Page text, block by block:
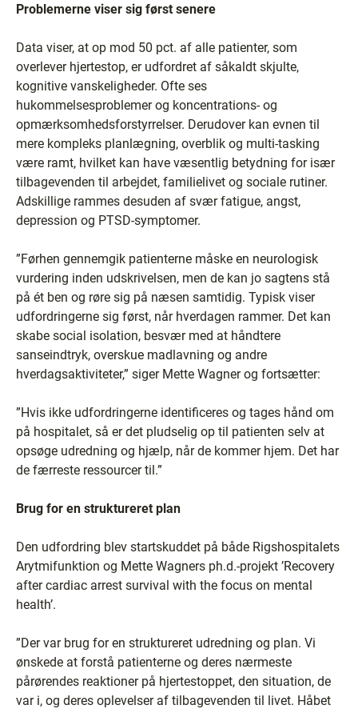
Problemerne viser sig først senere
Data viser, at op mod 50 pct. af alle patienter, som
overlever hjertestop, er udfordret af såkaldt skjulte,
kognitive vanskeligheder. Ofte ses
hukommelsesproblemer og koncentrations- og
opmærksomhedsforstyrrelser. Derudover kan evnen til
mere kompleks planlægning, overblik og multi-tasking
være ramt, hvilket kan have væsentlig betydning for især
tilbagevenden til arbejdet, familielivet og sociale rutiner.
Adskillige rammes desuden af svær fatigue, angst,
depression og PTSD-symptomer.
”Førhen gennemgik patienterne måske en neurologisk
vurdering inden udskrivelsen, men de kan jo sagtens stå
på ét ben og røre sig på næsen samtidig. Typisk viser
udfordringerne sig først, når hverdagen rammer. Det kan
skabe social isolation, besvær med at håndtere
sanseindtryk, overskue madlavning og andre
hverdagsaktiviteter,” siger Mette Wagner og fortsætter:
”Hvis ikke udfordringerne identificeres og tages hånd om
på hospitalet, så er det pludselig op til patienten selv at
opsøge udredning og hjælp, når de kommer hjem. Det har
de færreste ressourcer til.”
Brug for en struktureret plan
Den udfordring blev startskuddet på både Rigshospitalets
Arytmifunktion og Mette Wagners ph.d.-projekt ’Recovery
after cardiac arrest survival with the focus on mental
health’.
”Der var brug for en struktureret udredning og plan. Vi
ønskede at forstå patienterne og deres nærmeste
pårørendes reaktioner på hjertestoppet, den situation, de
var i, og deres oplevelser af tilbagevenden til livet. Håbet